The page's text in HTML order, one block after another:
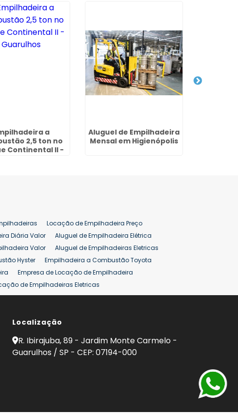
a
2,5 ton no
Continental II -
Aluguel de Empilhadeira
Mensal em Higienópolis
Locação de Empilhadeira Preço
Diária Valor
Aluguel de Empilhadeira Elétrica
Valor
Aluguel de Empilhadeiras Eletricas
Hyster
Empilhadeira a Combustão Toyota
Empresa de Locação de Empilhadeira
de Empilhadeiras Eletricas
de Empilhadeiras
Comprar Empilhadeira Hyster
25 ton Venda Empilhadeiras 25 ton
Localização
R. Ibirajuba, 89 - Jardim Monte Carmelo -
Guarulhos / SP - CEP: 07194-000